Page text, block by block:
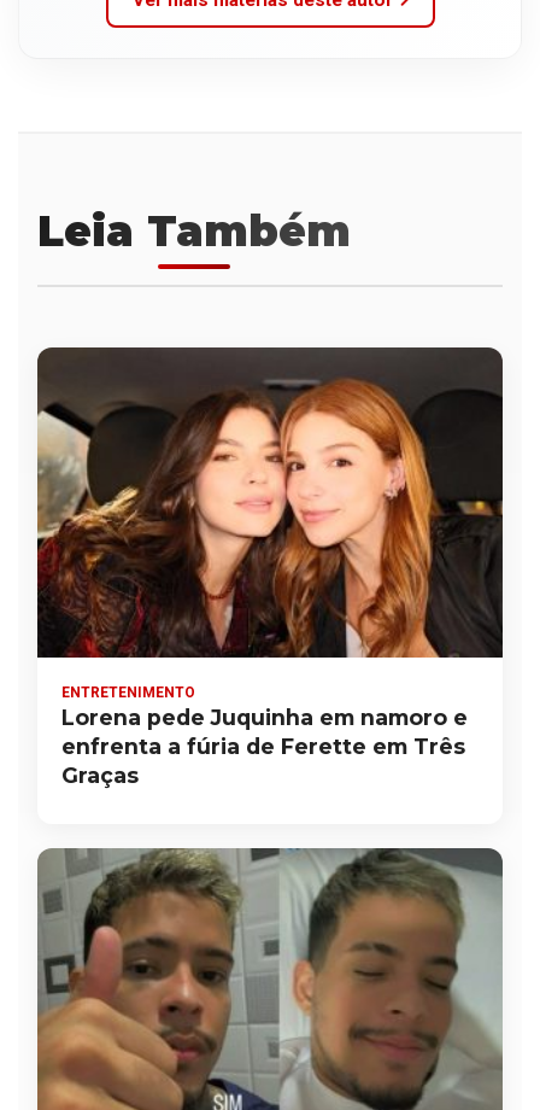
Leia Também
ENTRETENIMENTO
Lorena pede Juquinha em namoro e
enfrenta a fúria de Ferette em Três
Graças